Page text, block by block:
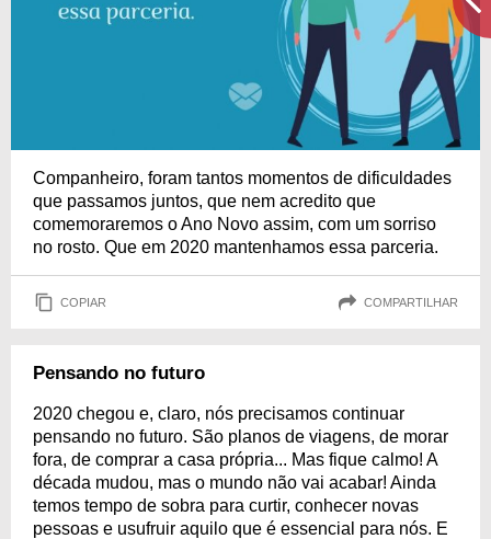
Companheiro, foram tantos momentos de dificuldades
que passamos juntos, que nem acredito que
comemoraremos o Ano Novo assim, com um sorriso
no rosto. Que em 2020 mantenhamos essa parceria.
COPIAR COMPARTILHAR
Pensando no futuro
2020 chegou e, claro, nós precisamos continuar
pensando no futuro. São planos de viagens, de morar
fora, de comprar a casa própria... Mas fique calmo! A
década mudou, mas o mundo não vai acabar! Ainda
temos tempo de sobra para curtir, conhecer novas
pessoas e usufruir aquilo que é essencial para nós. E